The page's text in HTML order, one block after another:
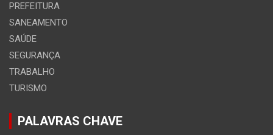
PREFEITURA
SANEAMENTO
SAÚDE
SEGURANÇA
TRABALHO
TURISMO
PALAVRAS CHAVE